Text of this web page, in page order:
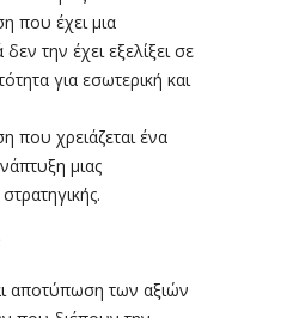
που έχει μια
την έχει εξελίξει σε
για εσωτερική και
που χρειάζεται ένα
μιας
αποτύπωση των αξιών